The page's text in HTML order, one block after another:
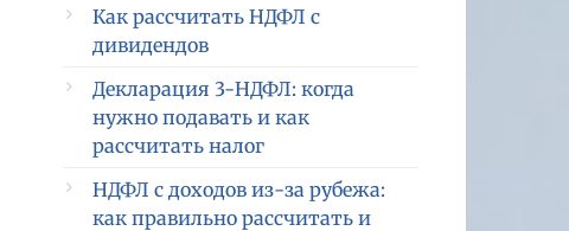
Как рассчитать НДФЛ с
дивидендов
Декларация 3-НДФЛ: когда
нужно подавать и как
рассчитать налог
НДФЛ с доходов из-за рубежа:
как правильно рассчитать и